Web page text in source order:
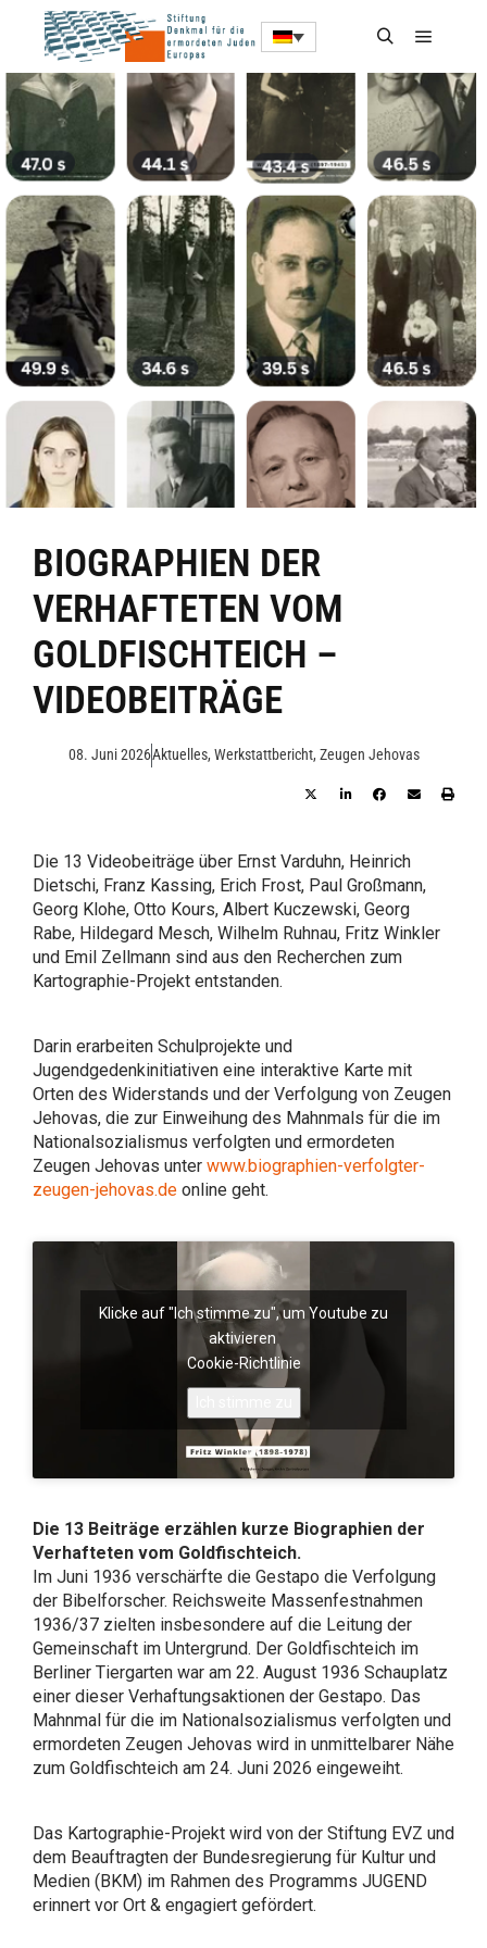
BIOGRAPHIEN DER
VERHAFTETEN VOM
GOLDFISCHTEICH –
VIDEOBEITRÄGE
08. Juni 2026Aktuelles, Werkstattbericht, Zeugen Jehovas
Die 13 Videobeiträge über Ernst Varduhn, Heinrich
Dietschi, Franz Kassing, Erich Frost, Paul Großmann,
Georg Klohe, Otto Kours, Albert Kuczewski, Georg
Rabe, Hildegard Mesch, Wilhelm Ruhnau, Fritz Winkler
und Emil Zellmann sind aus den Recherchen zum
Kartographie-Projekt entstanden.
Darin erarbeiten Schulprojekte und
Jugendgedenkinitiativen eine interaktive Karte mit
Orten des Widerstands und der Verfolgung von Zeugen
Jehovas, die zur Einweihung des Mahnmals für die im
Nationalsozialismus verfolgten und ermordeten
Zeugen Jehovas unter www.biographien-verfolgter-
zeugen-jehovas.de online geht.
Klicke auf "Ich stimme zu", um Youtube zu
aktivieren
Cookie-Richtlinie
Die 13 Beiträge erzählen kurze Biographien der
Verhafteten vom Goldfischteich.
Im Juni 1936 verschärfte die Gestapo die Verfolgung
der Bibelforscher. Reichsweite Massenfestnahmen
1936/37 zielten insbesondere auf die Leitung der
Gemeinschaft im Untergrund. Der Goldfischteich im
Berliner Tiergarten war am 22. August 1936 Schauplatz
einer dieser Verhaftungsaktionen der Gestapo. Das
Mahnmal für die im Nationalsozialismus verfolgten und
ermordeten Zeugen Jehovas wird in unmittelbarer Nähe
zum Goldfischteich am 24. Juni 2026 eingeweiht.
Das Kartographie-Projekt wird von der Stiftung EVZ und
dem Beauftragten der Bundesregierung für Kultur und
Medien (BKM) im Rahmen des Programms JUGEND
erinnert vor Ort & engagiert gefördert.